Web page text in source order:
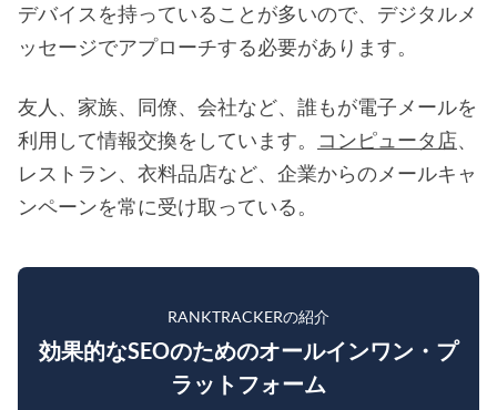
デバイスを持っていることが多いので、デジタルメ
ッセージでアプローチする必要があります。
友人、家族、同僚、会社など、誰もが電子メールを
利用して情報交換をしています。 コンピュータ店、
レストラン、衣料品店など、企業からのメールキャ
ンペーンを常に受け取っている。
RANKTRACKERの紹介
効果的なSEOのためのオールインワン・プ
ラットフォーム